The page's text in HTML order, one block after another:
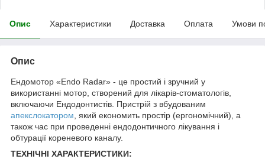
Опис Характеристики Доставка Оплата Умови
Опис
Ендомотор «Endo Radar» - це простий і зручний у
використанні мотор, створений для лікарів-стоматологів,
включаючи Ендодонтистів. Пристрій з вбудованим
апекслокатором , який економить простір (ергономічний), а
також час при проведенні ендодонтичного лікування і
обтурації кореневого каналу.
ТЕХНІЧНІ ХАРАКТЕРИСТИКИ: